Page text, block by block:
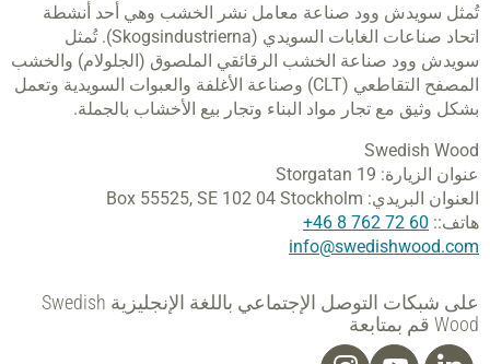
تُمثل سويدش وود صناعة معامل نشر الخشب وهي أحد أنشطة
اتحاد صناعات الغابات السويدي (Skogsindustrierna). تُمثل
سويدش وود صناعة الخشب الرقائقي الملصوق (الجلولام) والخشب
المصفح التقاطعي (CLT) وصناعة الأغلفة والعبوات السويدية وتعمل
بشكل وثيق مع تجار مواد البناء وتجار بيع الأخشاب بالجملة.
Swedish Wood
عنوان الزيارة: Storgatan 19
العنوان البريدي:
Box 55525, SE 102 04 Stockholm
هاتف:: 60 72 762 8 46+
info@swedishwood.com
على شبكات التوصل الإجتماعي باللغة الإنجليزية Swedish
Wood قم بمتابعة